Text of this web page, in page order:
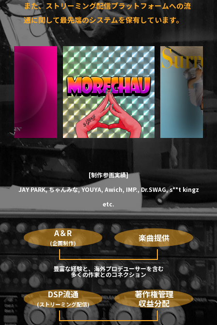
また、ストリーミング配信プラットフォームへの流
通に関して最先端のシステムを保有しています。
[制作参画実績]
JAY PARK,ちゃんみな,YOUYA, Awich, IMP., Dr.SWAG,s**t kingz
etc.
A＆R
(企画制作) 楽曲提供
豊富な経験と、海外プロデユーサーを含む
多くの作家とのコネクション
DSP流通
(ストリーミング配信)
著作権管理
収益分配